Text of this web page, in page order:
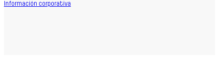
Información corporativa